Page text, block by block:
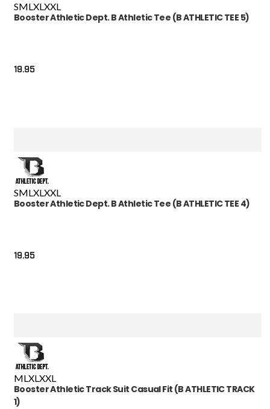
SMLXLXXL
Booster Athletic Dept. B Athletic Tee (B ATHLETIC TEE 5)
19.95
SML XL XXL
Booster Athletic Dept. B Athletic Tee (B ATHLETIC TEE 4)
19.95
MLXLXXL
Booster Athletic Track Suit Casual Fit (B ATHLETIC TRACK
1)